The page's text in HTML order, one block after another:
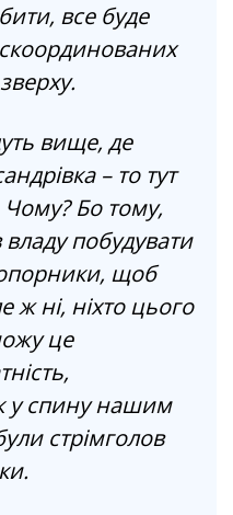
все буде
вище, де
– то тут
Бо тому,
побудувати
щоб
ж ні, ніхто цього
це
у спину нашим
стрімголов